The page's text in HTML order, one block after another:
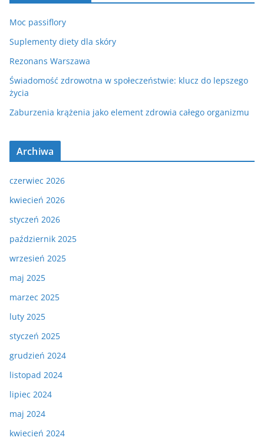
Moc passiflory
Suplementy diety dla skóry
Rezonans Warszawa
Świadomość zdrowotna w społeczeństwie: klucz do lepszego
życia
Zaburzenia krążenia jako element zdrowia całego organizmu
Archiwa
czerwiec 2026
kwiecień 2026
styczeń 2026
październik 2025
wrzesień 2025
maj 2025
marzec 2025
luty 2025
styczeń 2025
grudzień 2024
listopad 2024
lipiec 2024
maj 2024
kwiecień 2024